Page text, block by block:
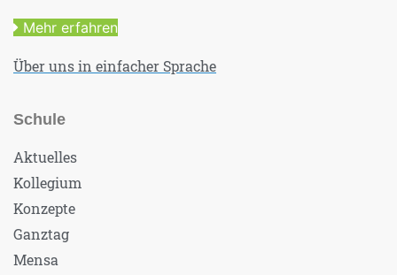
Mehr erfahren
Über uns in einfacher Sprache
Schule
Aktuelles
Kollegium
Konzepte
Ganztag
Mensa